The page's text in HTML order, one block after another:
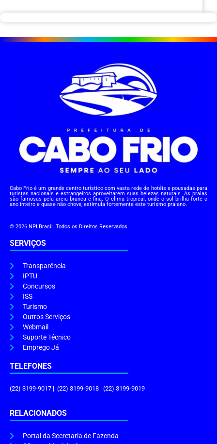
Cabo Frio é um grande centro turístico com vasta rede de hotéis e pousadas para
turistas nacionais e estrangeiros aproveitarem suas belezas naturais. As praias
são famosas pela areia branca e fina. O clima tropical, onde o sol brilha forte o
ano inteiro e quase não chove, estimula fortemente este turismo praiano.
© 2026 NPI Brasil. Todos os Direitos Reservados.
SERVIÇOS
Transparência
IPTU
Concursos
ISS
Turismo
Outros Serviços
Webmail
Suporte Técnico
Emprego Já
TELEFONES
(22) 3199-9017 | (22) 3199-9018 | (22) 3199-9019
RELACIONADOS
Portal da Secretaria de Fazenda